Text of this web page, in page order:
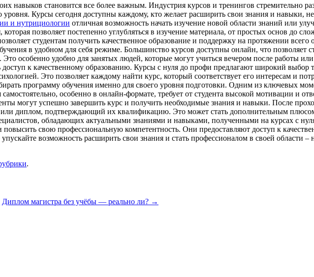
навыков становится все более важным. Индустрия курсов и тренингов стремительно
Курсы сегодня доступны каждому, кто желает расширить свои знания и навыки,
и нутрициологии отличная возможность начать изучение новой области знаний или
позволяет постепенно углубляться в изучение материала, от простых основ до
студентам получить качественное образование и поддержку на протяжении
в удобном для себя режиме. Большинство курсов доступны онлайн, что позволяет
Это особенно удобно для занятых людей, которые могут учиться вечером после работы
к качественному образованию. Курсы с нуля до профи предлагают широкий выбор
Это позволяет каждому найти курс, который соответствует его интересам и
программу обучения именно для своего уровня подготовки. Одним из ключевых
особенно в онлайн-формате, требует от студента высокой мотивации и
могут успешно завершить курс и получить необходимые знания и навыки. После
или диплом, подтверждающий их квалификацию. Это может стать дополнительным
обладающих актуальными знаниями и навыками, полученными на курсах с
свою профессиональную компетентность. Они предоставляют доступ к
возможность расширить свои знания и стать профессионалом в своей области –
.
Диплом магистра без учёбы — реально ли? →